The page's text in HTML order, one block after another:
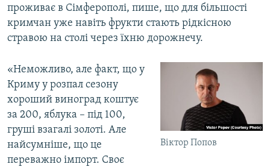
проживає в Сімферополі, пише, що для більшості
кримчан уже навіть фрукти стають рідкісною
стравою на столі через їхню дорожнечу.
Віктор Попов
«Неможливо, але факт, що у
Криму у розпал сезону
хороший виноград коштує
за 200, яблука – під 100,
груші взагалі золоті. Але
найсумніше, що це
переважно імпорт. Своє